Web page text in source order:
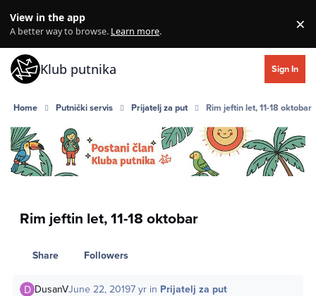
View in the app
A better way to browse. Learn more. ×
Klub putnika Sign In
Home Putnički servis Prijatelj za put Rim jeftin let, 11-18 oktobar
Rim jeftin let, 11-18 oktobar
Share Followers
DusanVJune 22, 20197 yr in Prijatelj za put